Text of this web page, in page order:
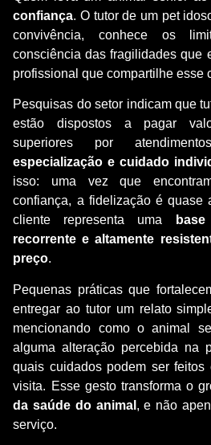
confiança. O tutor de um pet
convivência, conhece os
consciência das fragilidades que
profissional que compartilhe esse
Pesquisas do setor indicam que
estão dispostos a pagar
superiores por
especialização e cuidado
isso: uma vez que
confiança, a fidelização é quase
cliente representa uma
recorrente e altamente
preço.
Pequenas práticas que
entregar ao tutor um relato
mencionando como o animal
alguma alteração percebida na
quais cuidados podem ser
visita. Esse gesto transforma o
da saúde do animal , e não
serviço.